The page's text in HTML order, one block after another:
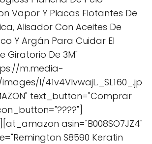
Vapor Y Placas Flotantes De
Alisador Con Aceites De
Y Argán Para Cuidar El
Giratorio De 3M"
m.media-
I/41v4VIvwajL._SL160_.jp
text_button="Comprar
asin="B008SO7JZ4"
S8590 Keratin